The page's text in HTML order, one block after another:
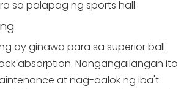
sa palapag ng sports hall.
ay ginawa para sa superior ball
absorption. Nangangailangan ito
at nag-aalok ng iba't